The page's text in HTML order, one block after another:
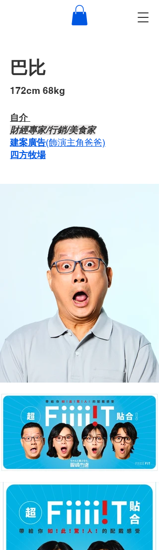
巴比
​172cm 68kg
自介 ​
財經專家/行銷/美食家
​​建案廣告​(飾演主角爸爸)
四方牧場